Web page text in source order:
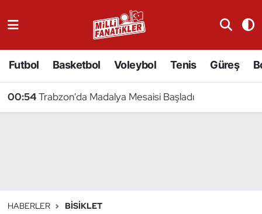
Futbol Basketbol Voleybol Tenis Güreş
00:54Trabzon'da Madalya Mesaisi Başladı
HABERLER BISIKLET
Badminton